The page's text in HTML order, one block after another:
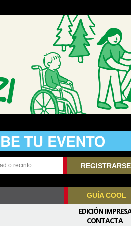
REGISTRARSE
GUÍA COOL
EDICIÓN
CONTACTA